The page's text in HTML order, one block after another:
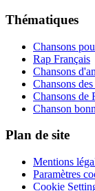
Thématiques
Chansons
Rap Français
Chansons
Chansons
Chansons de
Chanson
Plan de site
Mentions
Paramètres
Cookie